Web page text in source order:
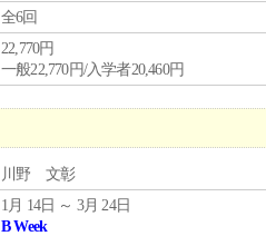
全6回
22,770円
一般22,770円/入学者20,460円
川野 文彰
1月 14日 ～ 3月 24日
B Week